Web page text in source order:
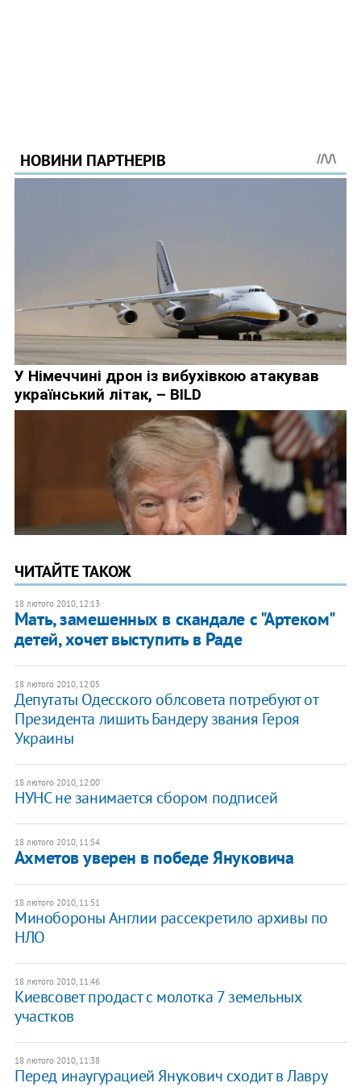
ЧИТАЙТЕ ТАКОЖ
18 лютого 2010, 12:13
Мать, замешенных в скандале с "Артеком"
детей, хочет выступить в Раде
18 лютого 2010, 12:05
Депутаты Одесского облсовета потребуют от
Президента лишить Бандеру звания Героя
Украины
18 лютого 2010, 12:00
НУНС не занимается сбором подписей
18 лютого 2010, 11:54
Ахметов уверен в победе Януковича
18 лютого 2010, 11:51
Минобороны Англии рассекретило архивы по
НЛО
18 лютого 2010, 11:46
Киевсовет продаст с молотка 7 земельных
участков
18 лютого 2010, 11:38
Перед инаугурацией Янукович сходит в Лавру